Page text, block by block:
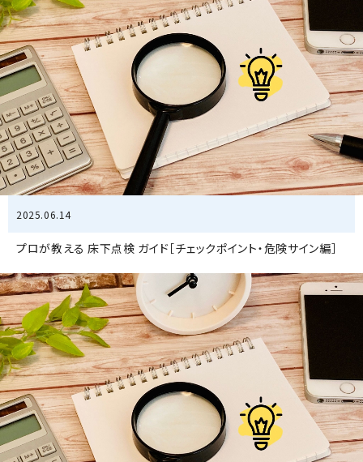
2025.06.14
プロが教える 床下点検 ガイド［チェックポイント・危険サイン編］